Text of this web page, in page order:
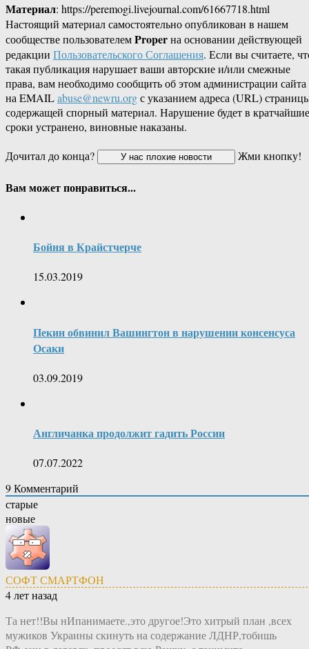
Материал: https://peremogi.livejournal.com/61667718.html
Настоящий материал самостоятельно опубликован в нашем
сообществе пользователемProperна основании действующей
редакции Пользовательского Соглашения. Если вы считаете,
такая публикация нарушает ваши авторские и/или смежные
права, вам необходимо сообщить об этом администрации сайта
на EMAILabuse@newru.orgс указанием адреса (URL)
содержащей спорный материал. Нарушение будет в кратчайшие
сроки устранено, виновные наказаны.
Дочитал до конца?
Жми кнопку!
Вам может понравиться...
Бойня в Крайстчерче
15.03.2019
Пекин обвинил Вашингтон в нарушении консенсуса
Осаки
03.09.2019
Англичанка продолжит гадить России
07.07.2022
9Комментарий
старые
новые
СОФТ СМАРТФОН
4 лет назад
Та нет!!Вы нИпанимаете.,это другое!Это хитрый план ,всех
мужиков Украины скинуть на содержание ЛДНР,тобишь